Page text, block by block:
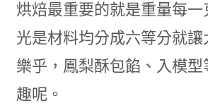
烘焙最重要的就是重量每一
光是材料均分成六等分就讓
樂乎，鳳梨酥包餡、入模型
趣呢。